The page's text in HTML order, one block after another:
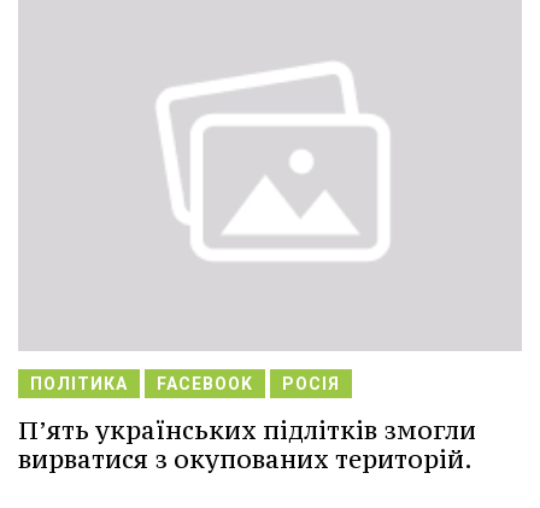
ПОЛІТИКА FACEBOOK РОСІЯ
П’ять українських підлітків змогли
вирватися з окупованих територій.